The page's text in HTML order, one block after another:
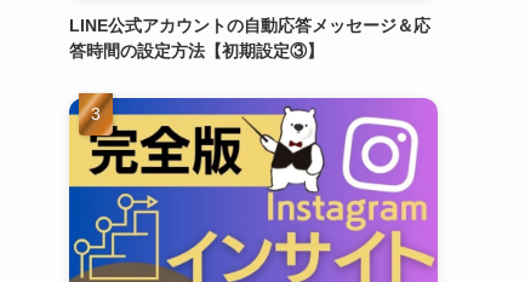
LINE公式アカウントの自動応答メッセージ＆応
答時間の設定方法【初期設定③】